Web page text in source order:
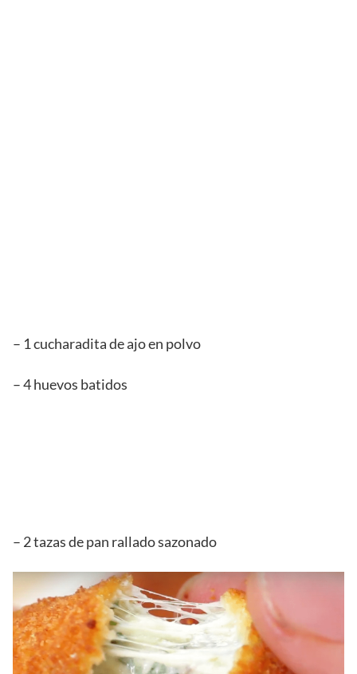
– 1 cucharadita de ajo en polvo
– 4 huevos batidos
– 2 tazas de pan rallado sazonado